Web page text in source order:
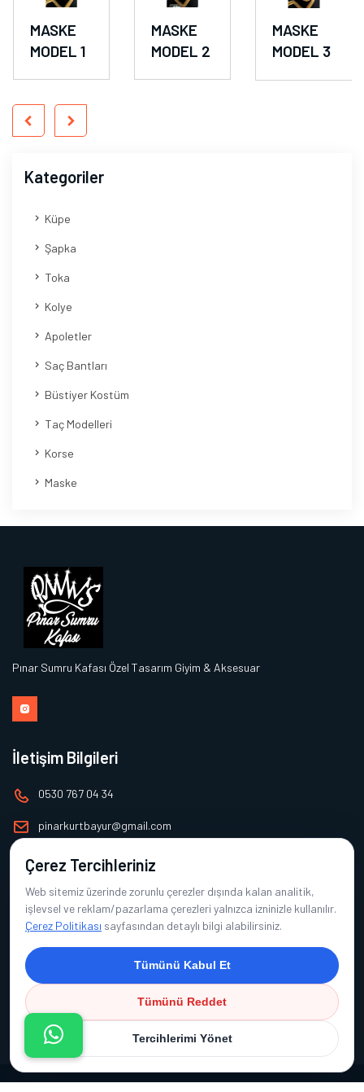
MASKE
MODEL 1
MASKE
MODEL 2
MASKE
MODEL 3
Kategoriler
Küpe
Şapka
Toka
Kolye
Apoletler
Saç Bantları
Büstiyer Kostüm
Taç Modelleri
Korse
Maske
Pınar Sumru Kafası Özel Tasarım Giyim & Aksesuar
İletişim Bilgileri
0530 767 04 34
pinarkurtbayur@gmail.com
Alt Menü
Ana Sayfa
Hakkımızda
Ürünlerimiz
Referanslarımız
İletişim
Çerez Tercihleriniz
Web sitemiz üzerinde zorunlu çerezler dışında kalan analitik,
işlevsel ve reklam/pazarlama çerezleri yalnızca izninizle kullanılır.
Çerez Politikası sayfasından detaylı bilgi alabilirsiniz.
Tümünü Kabul Et
Tümünü Reddet
Tercihlerimi Yönet